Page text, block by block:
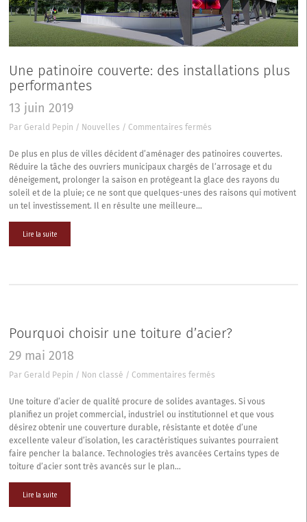
Une patinoire couverte: des installations plus
performantes
13 juin 2019
Par Gerald Pepin / Nouvelles / Commentaires fermés
patinoire
couverte:
des
installations
De plus en plus de villes décident d’aménager des patinoires couvertes.
Réduire la tâche des ouvriers municipaux chargés de l’arrosage et du
déneigement, prolonger la saison en protégeant la glace des rayons du
soleil et de la pluie; ce ne sont que quelques-unes des raisons qui motivent
un tel investissement. Il en résulte une meilleure…
Lire la suite
Pourquoi choisir une toiture d’acier?
29 mai 2018
Par Gerald Pepin / Non classé / Commentaires fermés
choisir
une
toiture
d’acier?
Une toiture d’acier de qualité procure de solides avantages. Si vous
planifiez un projet commercial, industriel ou institutionnel et que vous
désirez obtenir une couverture durable, résistante et dotée d’une
excellente valeur d’isolation, les caractéristiques suivantes pourraient
faire pencher la balance. Technologies très avancées Certains types de
toiture d’acier sont très avancés sur le plan…
Lire la suite